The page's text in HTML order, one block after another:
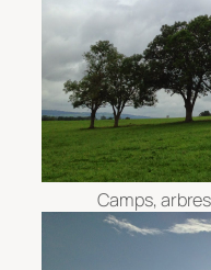
Camps,